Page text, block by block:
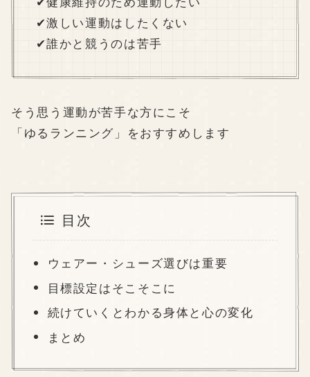
✔激しい運動はしたくない
✔誰かと競うのは苦手
そう思う運動が苦手な方にこそ
「ゆるランニング」をおすすめします
目次
ウェアー・シューズ選びは重要
目標設定はそこそこに
続けていくとわかる身体と心の変化
まとめ